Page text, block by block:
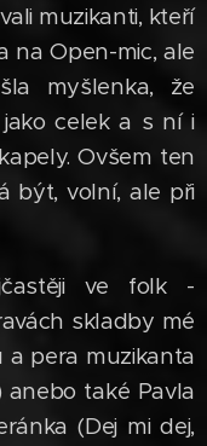
muzikanti, kteří
na Open-mic, ale
myšlenka, že
celek a s ní i
Ovšem ten
být, volní, ale při
ve folk -
skladby mé
a pera muzikanta
anebo také Pavla
(Dej mi dej,